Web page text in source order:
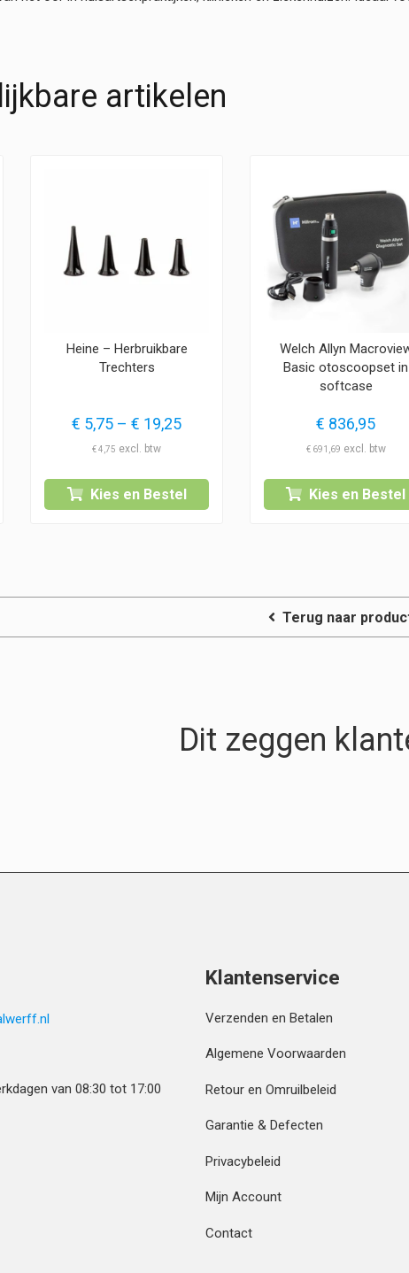
artikelen
Heine – Herbruikbare
Trechters
€ 5,75 – € 19,25Prijsklasse:
€ 19,25
€4,75
Kies en Bestel
Welch Allyn
Basic otoscoopset in
softcase
€ 836,95
€691,69
Kies en Bestel
Terug naar
Dit zeggen
van 08:30 tot 17:00
Klantenservice
Verzenden en Betalen
Algemene Voorwaarden
Retour en Omruilbeleid
Garantie & Defecten
Privacybeleid
Mijn Account
Contact